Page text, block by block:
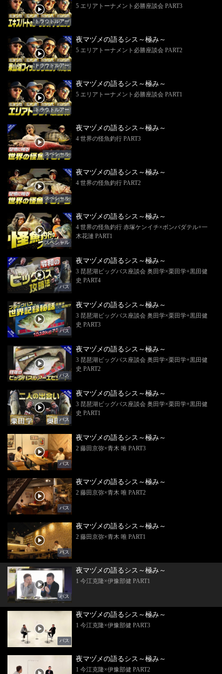
トラウトルアー
5 エリアトーナメント必勝座談会 PART3
トラウトルアー
夜マヅメの語るシス～極み～
5 エリアトーナメント必勝座談会 PART2
トラウトルアー
夜マヅメの語るシス～極み～
5 エリアトーナメント必勝座談会 PART1
スペシャル
夜マヅメの語るシス～極み～
4 世界の怪魚釣行 PART3
スペシャル
夜マヅメの語るシス～極み～
4 世界の怪魚釣行 PART2
スペシャル
夜マヅメの語るシス～極み～
4 世界の怪魚釣行 赤塚ケンイチ×ボンバダテル+一
木花漣 PART1
バス
夜マヅメの語るシス～極み～
3 琵琶湖ビッグバス座談会 奥田学×栗田学+黒田健
史 PART4
バス
夜マヅメの語るシス～極み～
3 琵琶湖ビッグバス座談会 奥田学×栗田学+黒田健
史 PART3
バス
夜マヅメの語るシス～極み～
3 琵琶湖ビッグバス座談会 奥田学×栗田学+黒田健
史 PART2
バス
夜マヅメの語るシス～極み～
3 琵琶湖ビッグバス座談会 奥田学×栗田学+黒田健
史 PART1
バス
夜マヅメの語るシス～極み～
2 藤田京弥×青木 唯 PART3
バス
夜マヅメの語るシス～極み～
2 藤田京弥×青木 唯 PART2
バス
夜マヅメの語るシス～極み～
2 藤田京弥×青木 唯 PART1
バス
夜マヅメの語るシス～極み～
1 今江克隆×伊豫部健 PART1
バス
夜マヅメの語るシス～極み～
1 今江克隆×伊豫部健 PART3
夜マヅメの語るシス～極み～
1 今江克隆×伊豫部健 PART2